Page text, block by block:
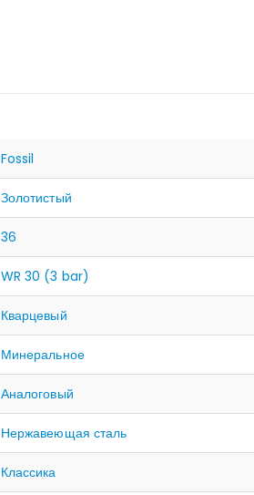
Fossil
Золотистый
36
WR 30 (3 bar)
Кварцевый
Минеральное
Аналоговый
Нержавеющая сталь
Классика